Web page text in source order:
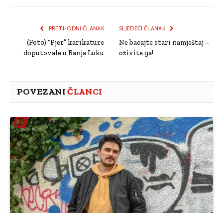
PRETHODNI ČLANAK
(Foto) “Pjer” karikature
doputovale u Banja Luku
SLJEDEĆI ČLANAK
Ne bacajte stari namještaj –
oživite ga!
POVEZANIČLANCI